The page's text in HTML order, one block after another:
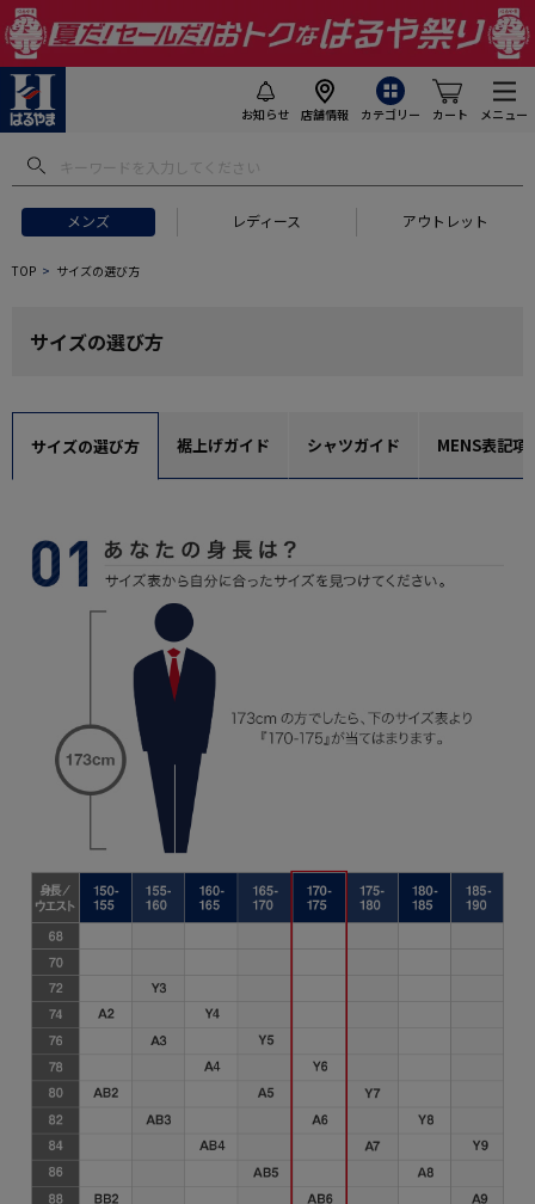
お知らせ 店舗情報 カテゴリー カート メニュー
メンズ レディース アウトレット
TOP サイズの選び方
サイズの選び方
サイズの選び方 裾上げガイド シャツガイド MENS表記項